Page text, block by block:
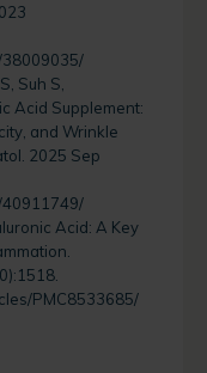
38009035/
Suh S,
Acid Supplement:
and Wrinkle
2025 Sep
40911749/
Acid: A Key
PMC8533685/